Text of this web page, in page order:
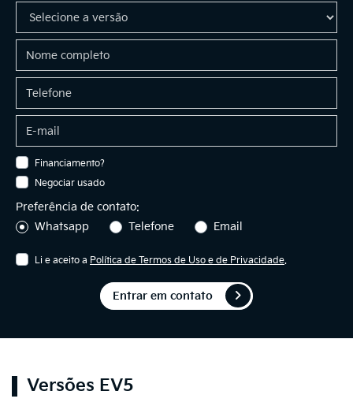
Financiamento?
Negociar usado
Preferência de contato:
Whatsapp
Telefone Email
Li e aceito a Política de Termos de Uso e de Privacidade.
Entrar em contato
Versões EV5